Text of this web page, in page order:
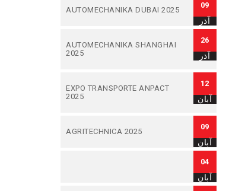
AUTOMECHANIKA DUBAI 2025
09
آذر
AUTOMECHANIKA SHANGHAI
2025
26
آذر
EXPO TRANSPORTE ANPACT
2025
12
آبان
AGRITECHNICA 2025
09
آبان
04
آبان